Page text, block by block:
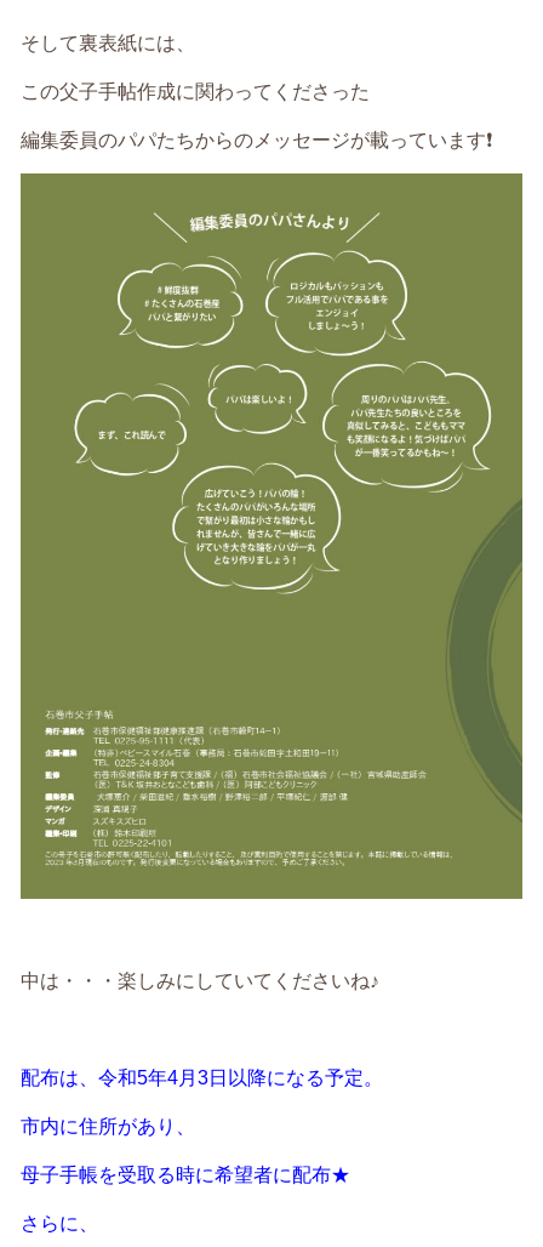
そして裏表紙には、
この父子手帖作成に関わってくださった
編集委員のパパたちからのメッセージが載っています❗️
中は・・・楽しみにしていてくださいね♪
配布は、令和5年4月3日以降になる予定。
市内に住所があり、
母子手帳を受取る時に希望者に配布★
さらに、